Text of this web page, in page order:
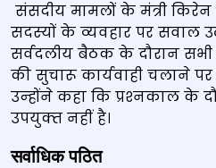
संसदीय मामलों के मंत्री किरेन
सदस्‍यों के व्‍यवहार पर सवाल
सर्वदलीय बैठक के दौरान
की सुचारू कार्यवाही चलाने
उन्‍होंने कहा कि प्रश्‍नकाल के
उपयुक्‍त नहीं है।
सर्वाधिक पठित